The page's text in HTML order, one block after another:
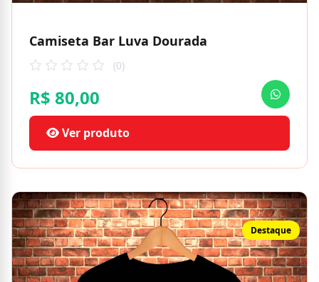
Camiseta Bar Luva Dourada
(0)
R$ 80,00
Ver produto
Destaque